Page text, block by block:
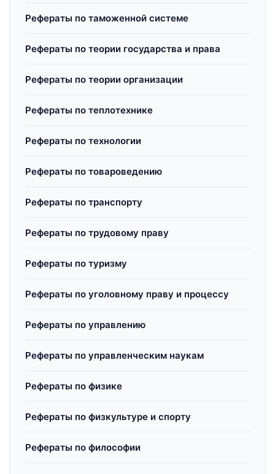
Рефераты по таможенной системе
Рефераты по теории государства и права
Рефераты по теории организации
Рефераты по теплотехнике
Рефераты по технологии
Рефераты по товароведению
Рефераты по транспорту
Рефераты по трудовому праву
Рефераты по туризму
Рефераты по уголовному праву и процессу
Рефераты по управлению
Рефераты по управленческим наукам
Рефераты по физике
Рефераты по физкультуре и спорту
Рефераты по философии